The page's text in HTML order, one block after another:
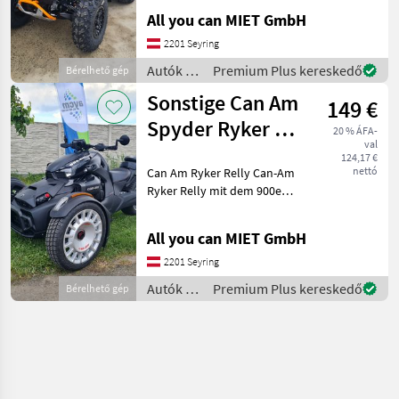
Bérelhető gép
dich für ein ganz
besonderes Erlebnis.
Einfach
All you can MIET GmbH
2201 Seyring
Autók /
Motorkerékpárok
/
Sonstige
Premium Plus kereskedő
Bérelhető gép
Sonstige Can Am
Spyder Ryker #
#
149 €
20 % ÁFA-
val
124,17 €
nettó
Can Am Ryker Relly Can-Am
Ryker Relly mit dem 900er
abheben und ihr Ding
machen möchten, dann ist
der Can-Am Ryke
All you can MIET GmbH
2201 Seyring
Autók /
Motorkerékpárok
Premium Plus kereskedő